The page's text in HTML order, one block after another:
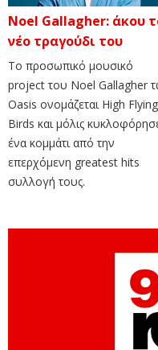
Noel Gallagher: άκου
νέο τραγούδι του
Το προσωπικό μουσικό
project του Noel Gallagher
Oasis ονομάζεται High Flying
Birds και μόλις
ένα κομμάτι από την
επερχόμενη greatest hits
συλλογή τους.